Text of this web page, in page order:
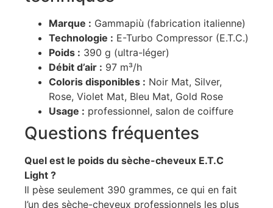
Marque : Gammapiù (fabrication italienne)
Technologie : E-Turbo Compressor (E.T.C.)
Poids : 390 g (ultra-léger)
Débit d’air : 97 m³/h
Coloris disponibles : Noir Mat, Silver,
Rose, Violet Mat, Bleu Mat, Gold Rose
Usage : professionnel, salon de coiffure
Questions fréquentes
Quel est le poids du sèche-cheveux E.T.C
Light ?
Il pèse seulement 390 grammes, ce qui en fait
l’un des sèche-cheveux professionnels les plus